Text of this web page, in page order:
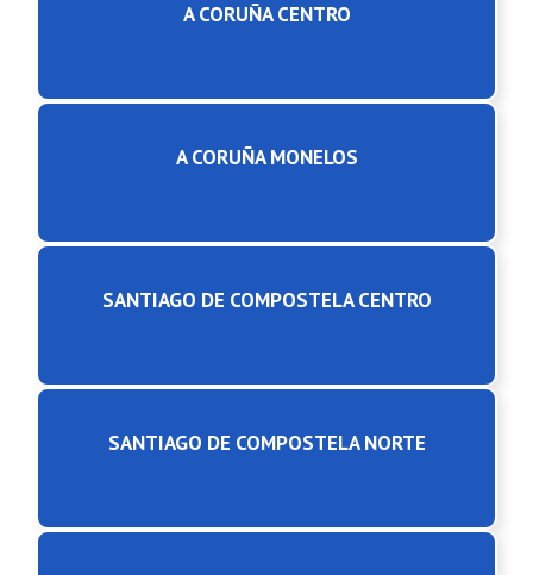
A CORUÑA CENTRO
A CORUÑA MONELOS
SANTIAGO DE COMPOSTELA CENTRO
SANTIAGO DE COMPOSTELA NORTE